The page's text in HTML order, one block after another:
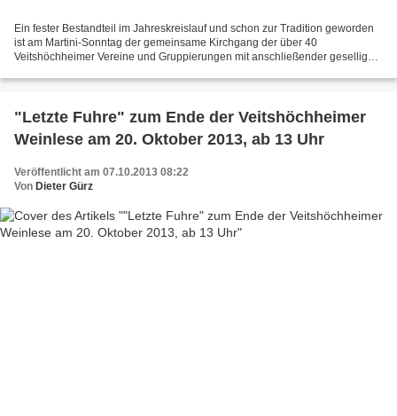
Ein fester Bestandteil im Jahreskreislauf und schon zur Tradition geworden
ist am Martini-Sonntag der gemeinsame Kirchgang der über 40
Veitshöchheimer Vereine und Gruppierungen mit anschließender geselliger
"Letzte Fuhre" zum Ende der Veitshöchheimer
Weinlese am 20. Oktober 2013, ab 13 Uhr
Veröffentlicht am 07.10.2013 08:22
Von Dieter Gürz